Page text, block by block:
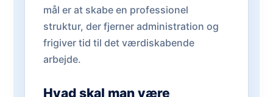
mål er at skabe en professionel
struktur, der fjerner administration og
frigiver tid til det værdiskabende
arbejde.
Hvad skal man være